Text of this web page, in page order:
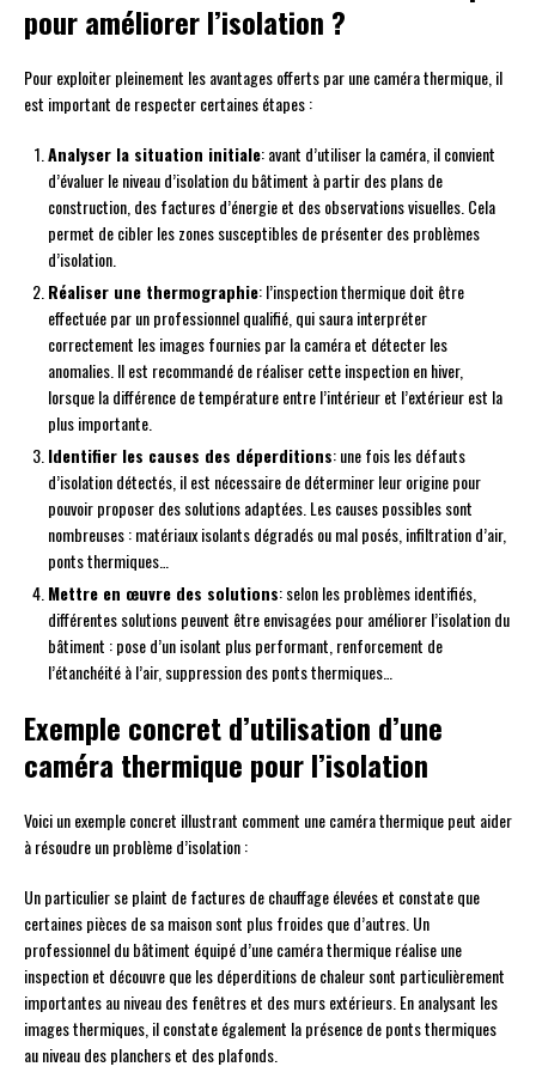
pour améliorer l’isolation ?
Pour exploiter pleinement les avantages offerts par une caméra thermique, il
est important de respecter certaines étapes :
Analyser la situation initiale: avant d’utiliser la caméra, il convient
d’évaluer le niveau d’isolation du bâtiment à partir des plans de
construction, des factures d’énergie et des observations visuelles. Cela
permet de cibler les zones susceptibles de présenter des problèmes
d’isolation.
Réaliser une thermographie: l’inspection thermique doit être
effectuée par un professionnel qualifié, qui saura interpréter
correctement les images fournies par la caméra et détecter les
anomalies. Il est recommandé de réaliser cette inspection en hiver,
lorsque la différence de température entre l’intérieur et l’extérieur est la
plus importante.
Identifier les causes des déperditions: une fois les défauts
d’isolation détectés, il est nécessaire de déterminer leur origine pour
pouvoir proposer des solutions adaptées. Les causes possibles sont
nombreuses : matériaux isolants dégradés ou mal posés, infiltration d’air,
ponts thermiques…
Mettre en œuvre des solutions: selon les problèmes identifiés,
différentes solutions peuvent être envisagées pour améliorer l’isolation du
bâtiment : pose d’un isolant plus performant, renforcement de
l’étanchéité à l’air, suppression des ponts thermiques…
Exemple concret d’utilisation d’une
caméra thermique pour l’isolation
Voici un exemple concret illustrant comment une caméra thermique peut aider
à résoudre un problème d’isolation :
Un particulier se plaint de factures de chauffage élevées et constate que
certaines pièces de sa maison sont plus froides que d’autres. Un
professionnel du bâtiment équipé d’une caméra thermique réalise une
inspection et découvre que les déperditions de chaleur sont particulièrement
importantes au niveau des fenêtres et des murs extérieurs. En analysant les
images thermiques, il constate également la présence de ponts thermiques
au niveau des planchers et des plafonds.